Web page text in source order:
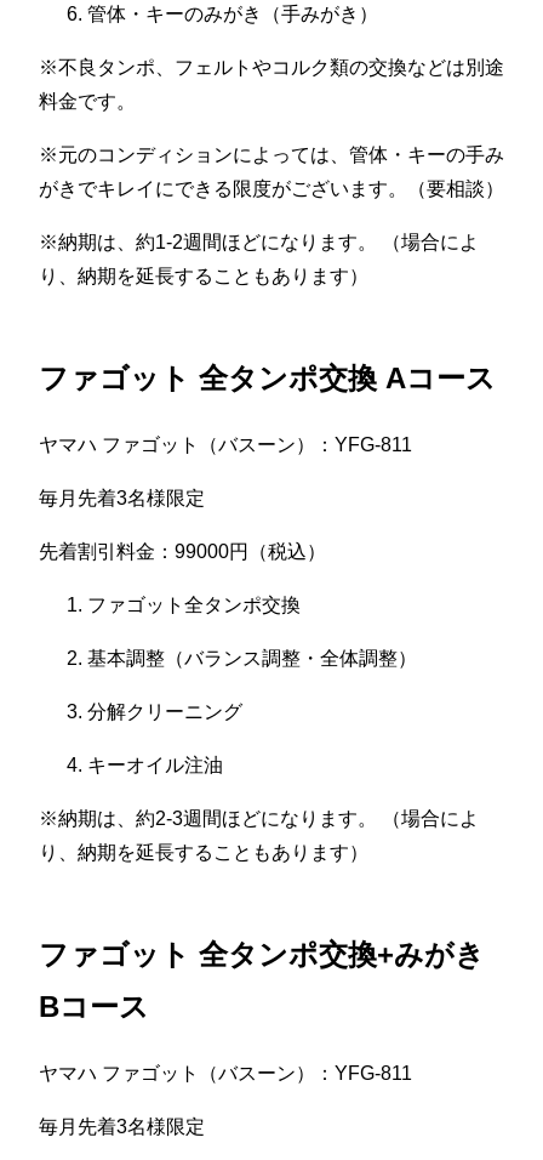
管体・キーのみがき（手みがき）
※不良タンポ、フェルトやコルク類の交換などは別途
料金です。
※元のコンディションによっては、管体・キーの手み
がきでキレイにできる限度がございます。（要相談）
※納期は、約1-2週間ほどになります。 （場合によ
り、納期を延長することもあります）
ファゴット 全タンポ交換 Aコース
ヤマハ ファゴット（バスーン）：YFG-811
毎月先着3名様限定
先着割引料金：99000円（税込）
ファゴット全タンポ交換
基本調整（バランス調整・全体調整）
分解クリーニング
キーオイル注油
※納期は、約2-3週間ほどになります。 （場合によ
り、納期を延長することもあります）
ファゴット 全タンポ交換+みがき
Bコース
ヤマハ ファゴット（バスーン）：YFG-811
毎月先着3名様限定